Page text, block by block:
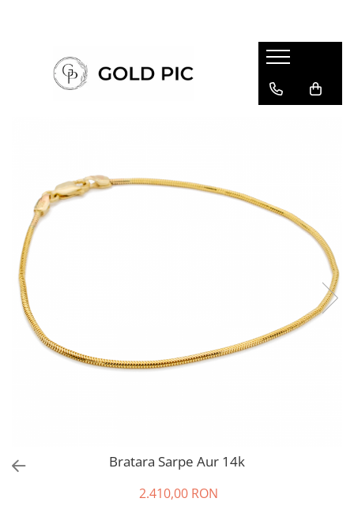
Bratara Sarpe Aur 14k
2.410,00 RON